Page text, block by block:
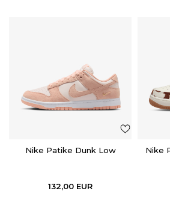
Nike Patike Dunk Low
132,00 EUR
Nike